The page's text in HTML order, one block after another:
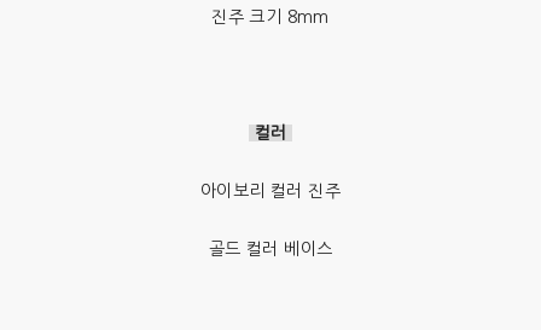
진주 크기 8mm
컬러
아이보리 컬러 진주
골드 컬러 베이스